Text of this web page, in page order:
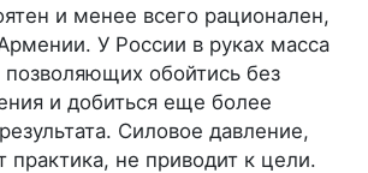
и менее всего рационален,
У России в руках масса
позволяющих обойтись без
и добиться еще более
Силовое давление,
практика, не приводит к цели.